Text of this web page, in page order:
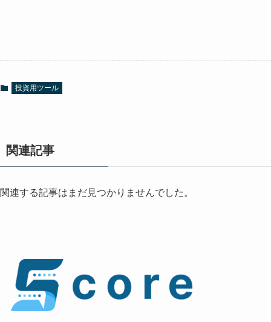
投資用ツール
関連記事
関連する記事はまだ見つかりませんでした。